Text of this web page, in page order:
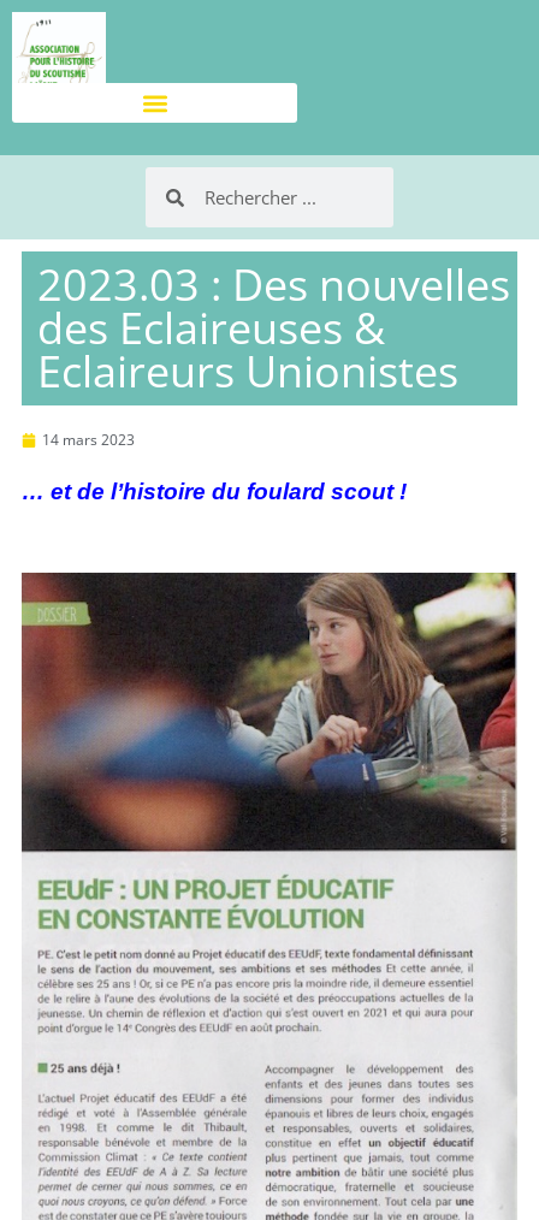
2023.03 : Des nouvelles
des Eclaireuses &
Eclaireurs Unionistes
14 mars 2023
… et de l’histoire du foulard scout !